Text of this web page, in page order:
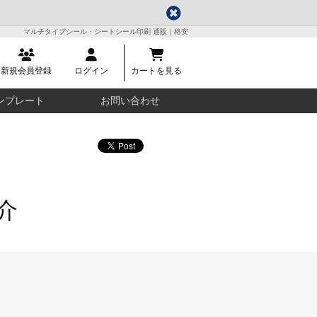
マルチタイプシール・シートシール印刷 通販｜格安
新規会員登録 ログイン カートを見る
プレート お問い合わせ